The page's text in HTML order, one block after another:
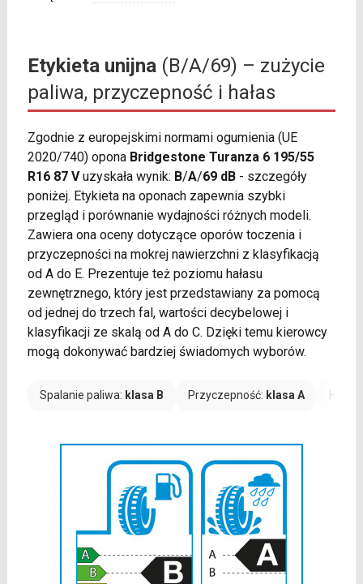
Etykieta unijna(B/A/69) – zużycie
paliwa, przyczepność i hałas
Zgodnie z europejskimi normami ogumienia (UE
2020/740) opona Bridgestone Turanza 6 195/55
R16 87 Vuzyskała wynik: B/A/69 dB- szczegóły
poniżej. Etykieta na oponach zapewnia szybki
przegląd i porównanie wydajności różnych modeli.
Zawiera ona oceny dotyczące oporów toczenia i
przyczepności na mokrej nawierzchni z klasyfikacją
od A do E. Prezentuje też poziomu hałasu
zewnętrznego, który jest przedstawiany za pomocą
od jednej do trzech fal, wartości decybelowej i
klasyfikacji ze skalą od A do C. Dzięki temu kierowcy
mogą dokonywać bardziej świadomych wyborów.
Spalanie paliwa: klasa B Przyczepność: klasa A Hałas: